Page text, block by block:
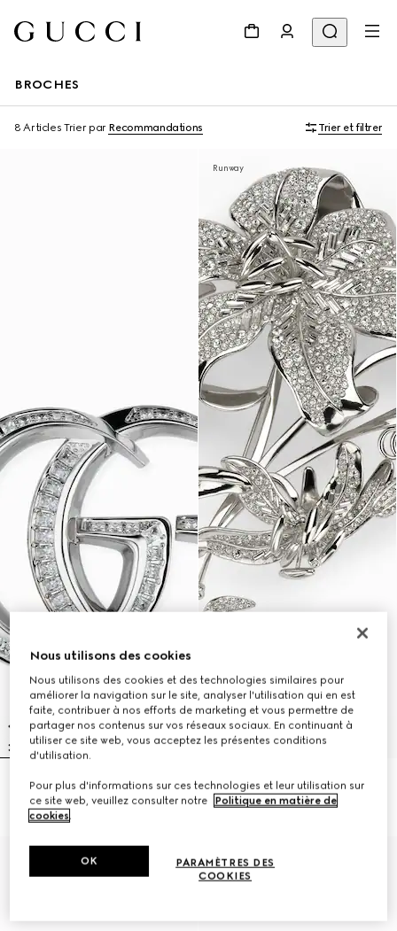
BROCHES
8 Articles Trier par Recommandations Trier et filtrer
Broche en cristaux GG Marmont
€ 420
Runway
Broche à motif fleuri
€ 2.950
Nous utilisons des cookies
Nous utilisons des cookies et des technologies similaires pour
améliorer la navigation sur le site, analyser l'utilisation qui en est
faite, contribuer à nos efforts de marketing et vous permettre de
partager nos contenus sur vos réseaux sociaux. En continuant à
utiliser ce site web, vous acceptez les présentes conditions
d'utilisation.
Pour plus d'informations sur ces technologies et leur utilisation sur
ce site web, veuillez consulter notre
Politique en matière de
cookies.
PARAMÈTRES DES
COOKIES
OK